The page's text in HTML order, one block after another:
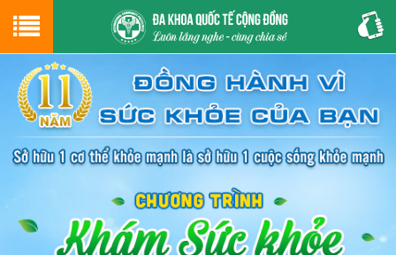
Hotline0243.9656.999tư vấn miễn phí
GIỚI THIỆU
GIỚI THIỆU VỀ PHÒNG KHÁM
CƠ SỞ VẬT CHẤT
ĐẶT HẸN LỊCH KHÁM
ĐƯỜNG TỚI PHÒNG KHÁM
NAM KHOA